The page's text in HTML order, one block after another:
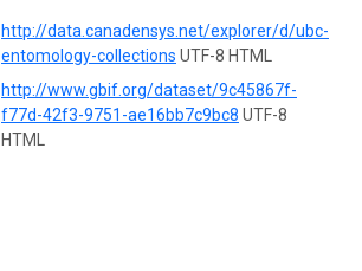
http://data.canadensys.net/explorer/d/ubc-
entomology-collections UTF-8 HTML
http://www.gbif.org/dataset/9c45867f-
f77d-42f3-9751-ae16bb7c9bc8 UTF-8
HTML